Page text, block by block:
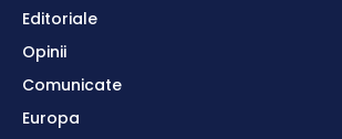
Editoriale
Opinii
Comunicate
Europa